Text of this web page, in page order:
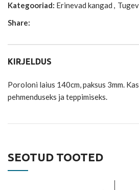
Kategooriad: Erinevad kangad ,
Share:
KIRJELDUS
Poroloni laius 140cm, paksus 3mm.
pehmenduseks ja teppimiseks.
SEOTUD TOOTED